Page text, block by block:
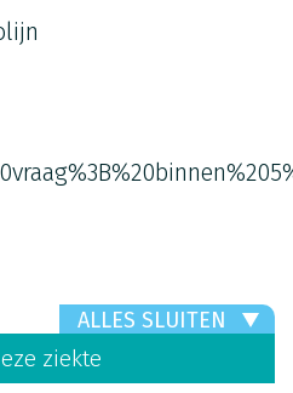
ALLES SLUITEN
ziekte